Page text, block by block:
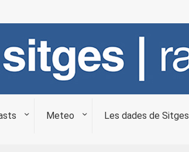
Meteo Les dades de Sitges